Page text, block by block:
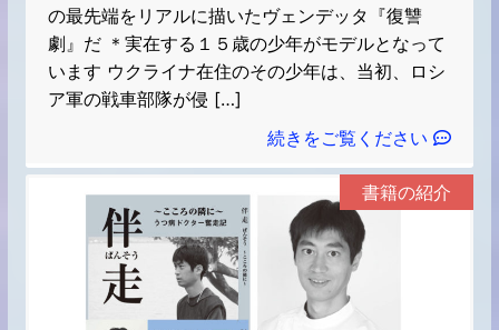
の最先端をリアルに描いたヴェンデッタ『復讐
劇』だ ＊実在する１５歳の少年がモデルとなって
います ウクライナ在住のその少年は、当初、ロシ
ア軍の戦車部隊が侵 […]
続きをご覧ください
書籍の紹介